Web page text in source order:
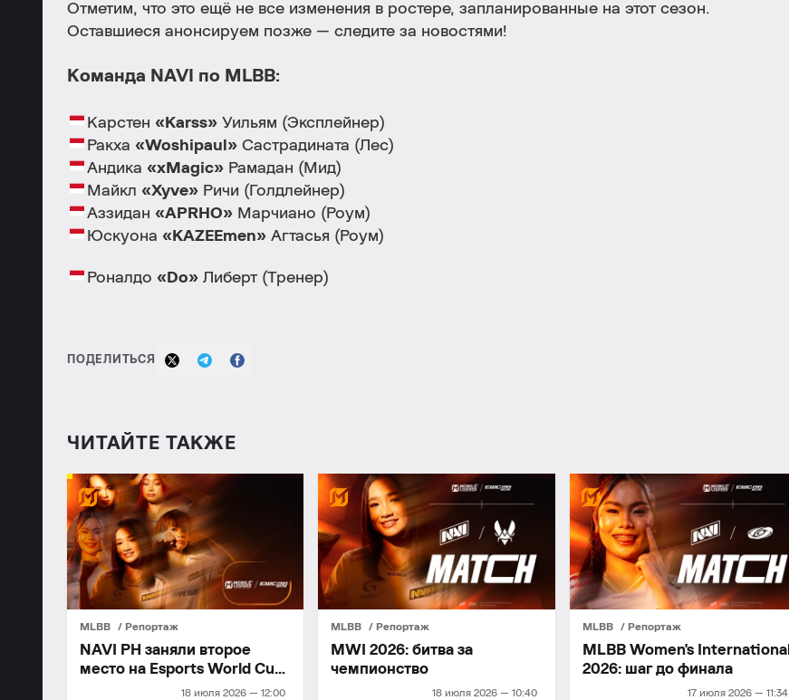
Отметим, что это ещё не все изменения в ростере, запланированные на этот сезон.
Оставшиеся анонсируем позже — следите за новостями!
Команда NAVI по MLBB:
Карстен «Karss» Уильям (Эксплейнер)
Ракха «Woshipaul» Састрадината (Лес)
Андика «xMagic» Рамадан (Мид)
Майкл «Xyve» Ричи (Голдлейнер)
Аззидан «APRHO» Марчиано (Роум)
Юскуона «KAZEEmen» Агтасья (Роум)
Роналдо «Do» Либерт (Тренер)
ПОДЕЛИТЬСЯ
ЧИТАЙТЕ ТАКЖЕ
MLBB Репортаж
18 июля 2026 — 12:00
NAVI PH заняли второе
место на Esports World Cup
MLBB Репортаж
18 июля 2026 — 10:40
MWI 2026: битва за
чемпионство
MLBB Репортаж
17 июля 2026 — 11:34
MLBB Women's International
2026: шаг до финала